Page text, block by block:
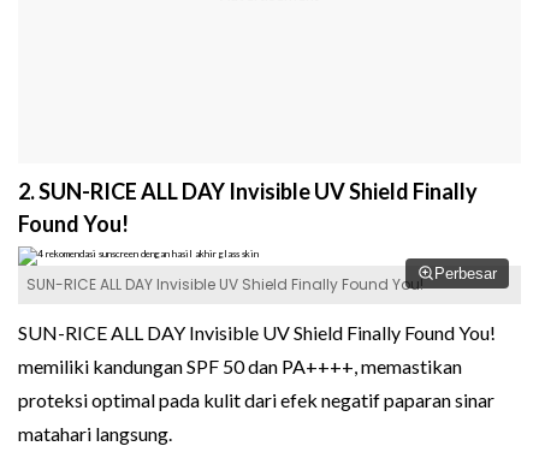
2. SUN-RICE ALL DAY Invisible UV Shield Finally
Found You!
Perbesar
SUN-RICE ALL DAY Invisible UV Shield Finally Found You!
SUN-RICE ALL DAY Invisible UV Shield Finally Found You!
memiliki kandungan SPF 50 dan PA++++, memastikan
proteksi optimal pada kulit dari efek negatif paparan sinar
matahari langsung.